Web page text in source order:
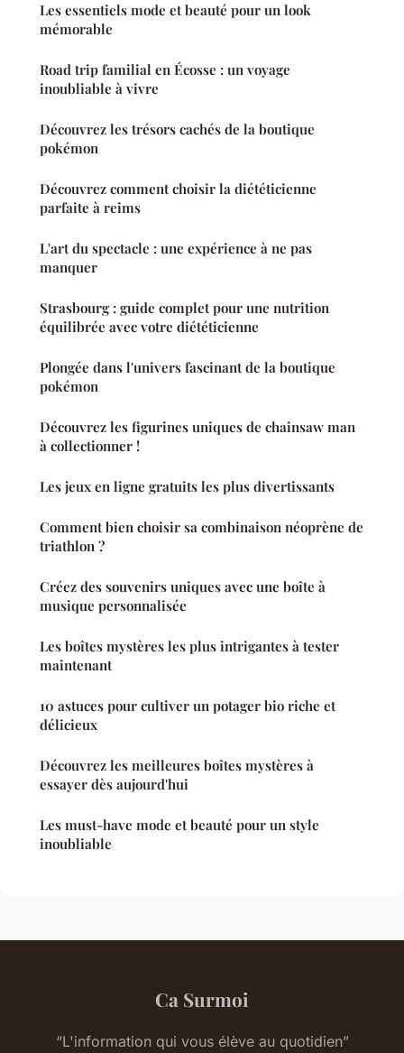
Les essentiels mode et beauté pour un look
mémorable
Road trip familial en Écosse : un voyage
inoubliable à vivre
Découvrez les trésors cachés de la boutique
pokémon
Découvrez comment choisir la diététicienne
parfaite à reims
L'art du spectacle : une expérience à ne pas
manquer
Strasbourg : guide complet pour une nutrition
équilibrée avec votre diététicienne
Plongée dans l'univers fascinant de la boutique
pokémon
Découvrez les figurines uniques de chainsaw man
à collectionner !
Les jeux en ligne gratuits les plus divertissants
Comment bien choisir sa combinaison néoprène de
triathlon ?
Créez des souvenirs uniques avec une boîte à
musique personnalisée
Les boîtes mystères les plus intrigantes à tester
maintenant
10 astuces pour cultiver un potager bio riche et
délicieux
Découvrez les meilleures boîtes mystères à
essayer dès aujourd'hui
Les must-have mode et beauté pour un style
inoubliable
Ca Surmoi
“L'information qui vous élève au quotidien”